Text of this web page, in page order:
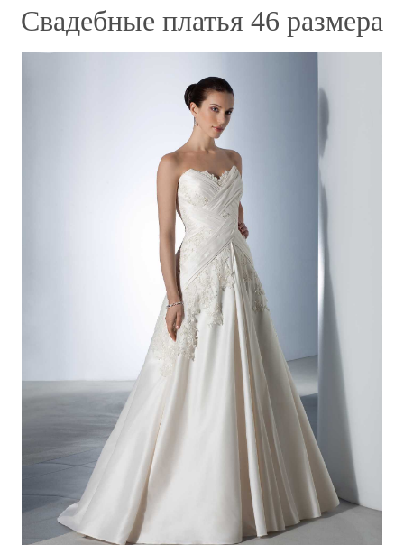
Свадебные платья 46 размера